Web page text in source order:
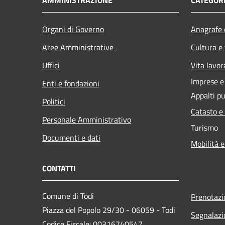
Organi di Governo
Aree Amministrative
Uffici
Enti e fondazioni
Politici
Personale Amministrativo
Documenti e dati
Cultura
Vita
Imprese
Appalti
Catasto
Turismo
Mobilità
CONTATTI
Comune di Todi
Piazza del Popolo 29/30 - 06059 - Todi